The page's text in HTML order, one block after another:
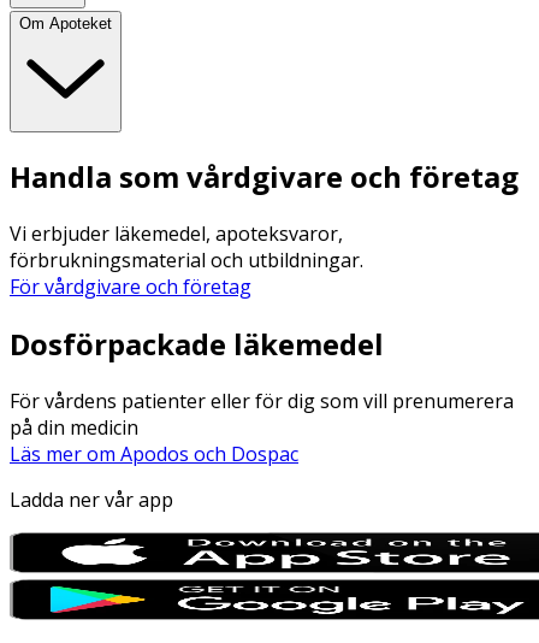
Om Apoteket
Handla som vårdgivare och företag
Vi erbjuder läkemedel, apoteksvaror,
förbrukningsmaterial och utbildningar.
För vårdgivare och företag
Dosförpackade läkemedel
För vårdens patienter eller för dig som vill prenumerera
på din medicin
Läs mer om Apodos och Dospac
Ladda ner vår app